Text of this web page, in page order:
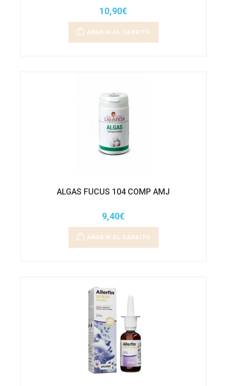
10,90€
AÑADIR AL CARRITO
ALGAS FUCUS 104 COMP AMJ
9,40€
AÑADIR AL CARRITO